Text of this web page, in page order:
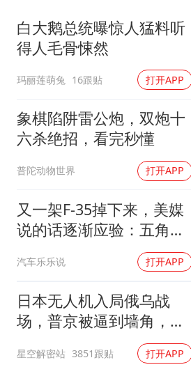
五角大楼
白大鹅总统曝惊人猛料听
得人毛骨悚然
玛丽莲萌兔 16跟贴 打开APP
象棋陷阱雷公炮，双炮十
六杀绝招，看完秒懂
普陀动物世界 打开APP
又一架F-35掉下来，美媒
说的话逐渐应验：五角大
汽车乐乐说 打开APP
日本无人机入局俄乌战
场，普京被逼到墙角，这
场仗只剩下死战一条路
星空解密站 3851跟贴 打开APP